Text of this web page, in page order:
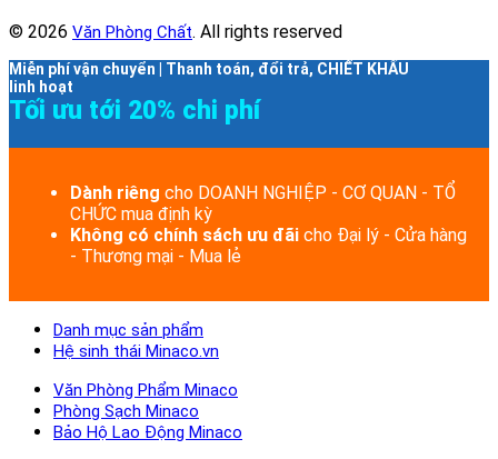
© 2026 Văn Phòng Chất. All rights reserved
Miễn phí vận chuyển | Thanh toán, đổi trả, CHIẾT KHẤU
linh hoạt
Tối ưu tới 20% chi phí
Dành riêng cho DOANH NGHIỆP - CƠ QUAN - TỔ
CHỨC mua định kỳ
Không có chính sách ưu đãi cho Đại lý - Cửa hàng
- Thương mại - Mua lẻ
Danh mục sản phẩm
Hệ sinh thái Minaco.vn
Văn Phòng Phẩm Minaco
Phòng Sạch Minaco
Bảo Hộ Lao Động Minaco